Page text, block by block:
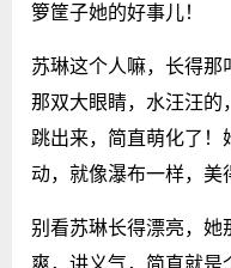
箩筐子她的好事儿！
苏琳这个人嘛，长得那
那双大眼睛，水汪汪的
跳出来，简直萌化了
动，就像瀑布一样，美
别看苏琳长得漂亮，她
爽，讲义气，简直就是